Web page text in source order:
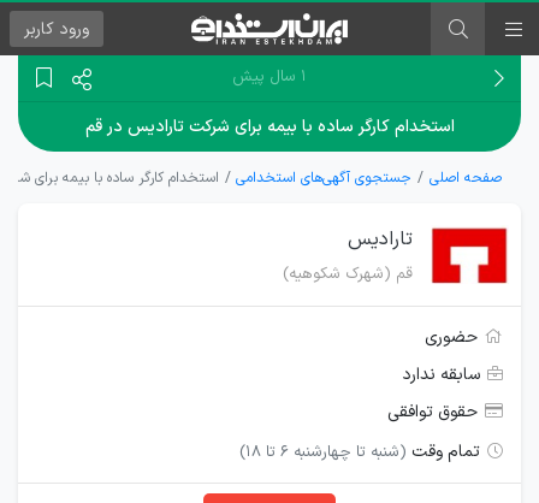
ورود کاربر
۱ سال پیش
استخدام کارگر ساده با بیمه برای شرکت تارادیس در قم
صفحه اصلی جستجوی آگهی‌های استخدامی استخدام کارگر ساده با بیمه برای
تارادیس
قم (شهرک شکوهیه)
حضوری
سابقه ندارد
حقوق توافقی
تمام وقت (شنبه تا چهارشنبه ۶ تا ۱۸)